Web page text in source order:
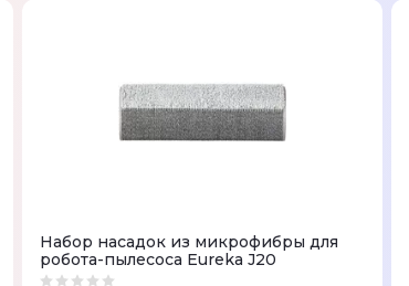
Набор насадок из микрофибры для
робота-пылесоса Eureka J20